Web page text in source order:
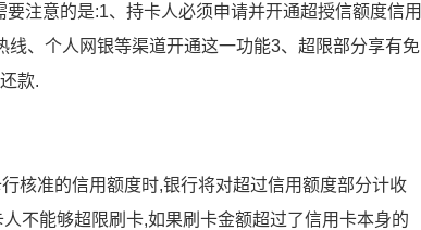
注意的是:1、持卡人必须申请并开通超授信额度信用
、个人网银等渠道开通这一功能3、超限部分享有免
款.
核准的信用额度时,银行将对超过信用额度部分计收
不能够超限刷卡,如果刷卡金额超过了信用卡本身的